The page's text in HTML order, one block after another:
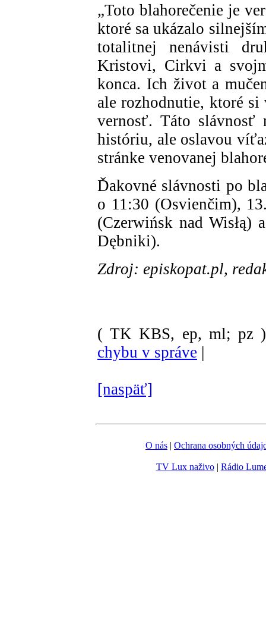
„Toto blahorečenie je
ktoré sa ukázalo
totalitnej nenávisti
Kristovi, Cirkvi a
konca. Ich život a
ale rozhodnutie, ktoré si
vernosť. Táto slávnosť
históriu, ale oslavou
stránke venovanej
Ďakovné slávnosti po
o 11:30 (Osvienčim),
(Czerwińsk nad Wisłą)
Dębniki).
Zdroj: episkopat.pl,
( TK KBS, ep, ml; pz )
chybu v správe |
[naspäť]
O nás | Ochrana osobných
TV Lux naživo| Rádio